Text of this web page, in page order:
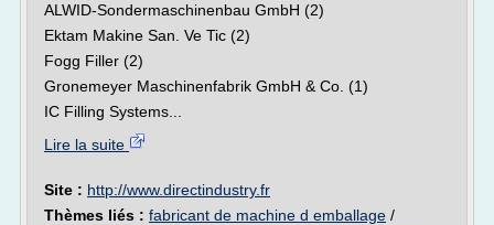
ALWID-Sondermaschinenbau GmbH (2)
Ektam Makine San. Ve Tic (2)
Fogg Filler (2)
Gronemeyer Maschinenfabrik GmbH & Co. (1)
IC Filling Systems...
Lire la suite
Site : http://www.directindustry.fr
Thèmes liés : fabricant de machine d emballage /